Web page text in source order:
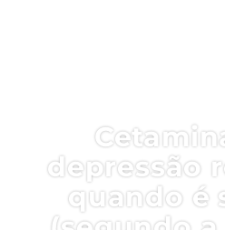
depressão
quando é